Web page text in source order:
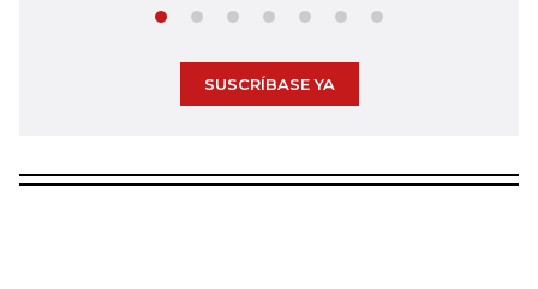
SUSCRÍBASE YA